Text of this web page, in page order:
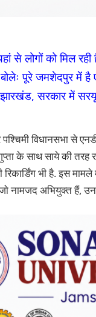
से लोगों को मिल
बोलेः पूरे जमशेदपुर में है
सरकार में सरयू
विधानसभा से
के साथ साये की तरह
रिकार्डिंग भी है. इस
नामजद अभियुक्त हैं,